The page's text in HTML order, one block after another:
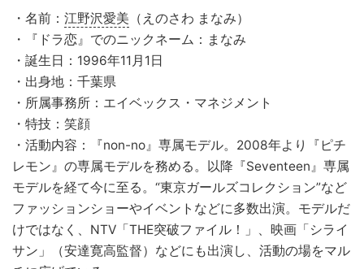
・名前： 江野沢愛美 （えのさわ まなみ）
・『ドラ恋』でのニックネーム：まなみ
・誕生日：1996年11月1日
・出身地：千葉県
・所属事務所：エイベックス・マネジメント
・特技：笑顔
・活動内容：『non-no』専属モデル。2008年より『ピチ
レモン』の専属モデルを務める。以降『Seventeen』専属
モデルを経て今に至る。“東京ガールズコレクション”など
ファッションショーやイベントなどに多数出演。モデルだ
けではなく、NTV「THE突破ファイル！」、映画「シライ
サン」（安達寛高監督）などにも出演し、活動の場をマル